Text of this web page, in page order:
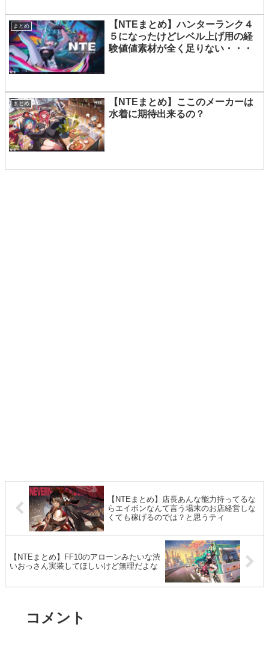
まとめ
【NTEまとめ】ハンターランク４
５になったけどレベル上げ用の経
験値値素材が全く足りない・・・
まとめ
【NTEまとめ】ここのメーカーは
水着に期待出来るの？
【NTEまとめ】店長あんな能力持ってるな
らエイボンなんて言う場末のお店経営しな
くても稼げるのでは？と思うティ
【NTEまとめ】FF10のアローンみたいな渋
いおっさん実装してほしいけど無理だよな
コメント